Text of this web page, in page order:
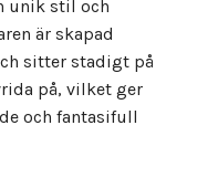
unik stil och
är skapad
sitter stadigt på
på, vilket ger
och fantasifull